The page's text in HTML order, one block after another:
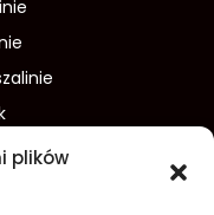
plików